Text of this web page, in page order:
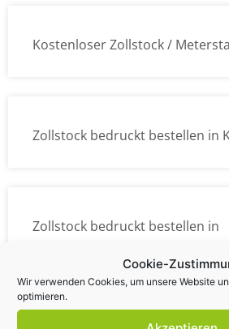
Cookie-
Wir verwenden Cookies, um unsere Website
optimieren.
Kostenloser Zollstock /
Zollstock bedruckt bestellen in
Zollstock bedruckt bestellen in